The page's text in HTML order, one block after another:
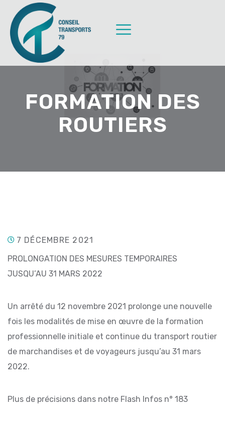
FORMATION DES
ROUTIERS
7 DÉCEMBRE 2021
PROLONGATION DES MESURES TEMPORAIRES
JUSQU’AU 31 MARS 2022
Un arrêté du 12 novembre 2021 prolonge une nouvelle
fois les modalités de mise en œuvre de la formation
professionnelle initiale et continue du transport routier
de marchandises et de voyageurs jusqu’au 31 mars
2022.
Plus de précisions dans notre Flash Infos n° 183